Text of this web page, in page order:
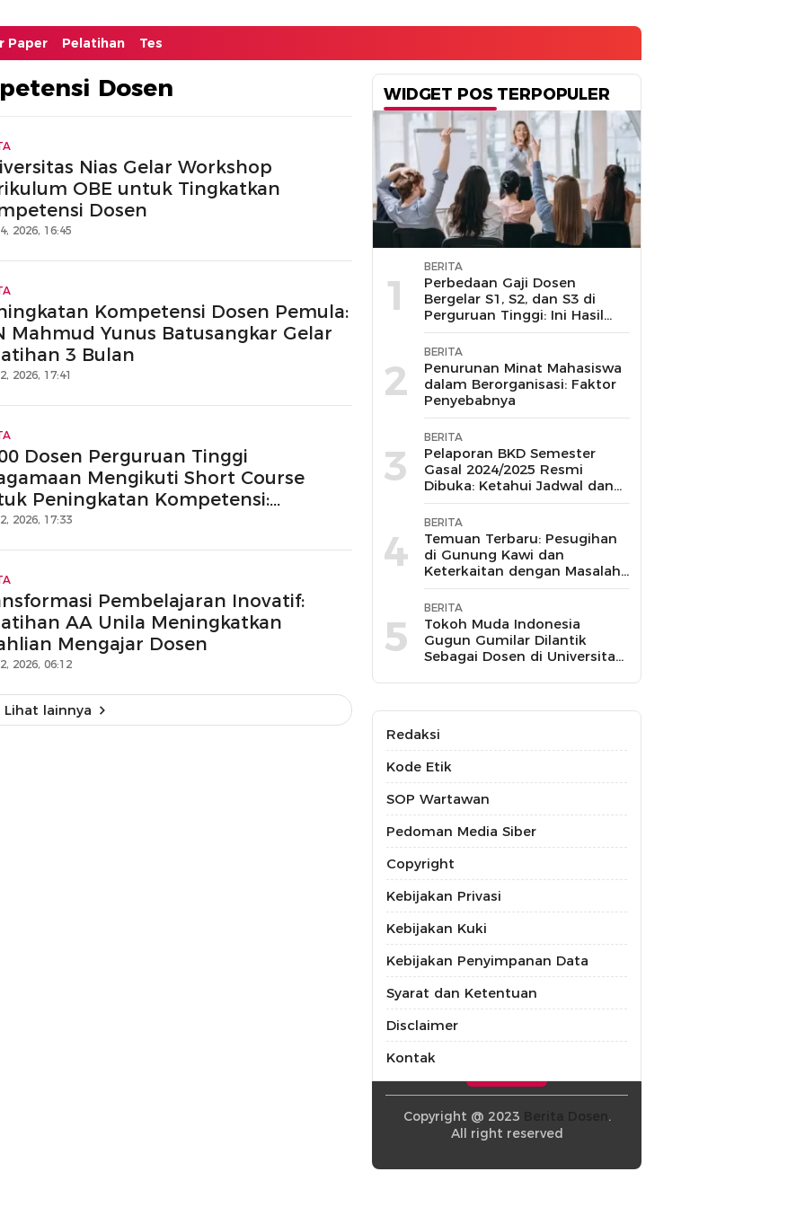
Paper Pelatihan Tes
Dosen
Nias Gelar Workshop
OBE untuk Tingkatkan
Dosen
2026, 16:45
Kompetensi Dosen Pemula:
Mahmud Yunus Batusangkar Gelar
3 Bulan
2026, 17:41
Dosen Perguruan Tinggi
Mengikuti Short Course
Peningkatan Kompetensi:
Profesionalitas dan Inovasi
2026, 17:33
Pembelajaran Inovatif:
AA Unila Meningkatkan
Mengajar Dosen
2026, 06:12
Lihat lainnya
WIDGET POS TERPOPULER
1
BERITA
Perbedaan Gaji Dosen
Bergelar S1, S2, dan S3 di
Perguruan Tinggi: Ini Hasil
Penelusuran
2
BERITA
Penurunan Minat Mahasiswa
dalam Berorganisasi: Faktor
Penyebabnya
3
BERITA
Pelaporan BKD Semester
Gasal 2024/2025 Resmi
Dibuka: Ketahui Jadwal dan
Prosesnya
4
BERITA
Temuan Terbaru: Pesugihan
di Gunung Kawi dan
Keterkaitan dengan Masalah
Kesehatan Mental
5
BERITA
Tokoh Muda Indonesia
Gugun Gumilar Dilantik
Sebagai Dosen di Universitas
Berbagai Mata Kuliah
Redaksi
Kode Etik
SOP Wartawan
Pedoman Media Siber
Copyright
Kebijakan Privasi
Kebijakan Kuki
Kebijakan Penyimpanan Data
Syarat dan Ketentuan
Disclaimer
Kontak
Copyright @ 2023
.
All right reserved